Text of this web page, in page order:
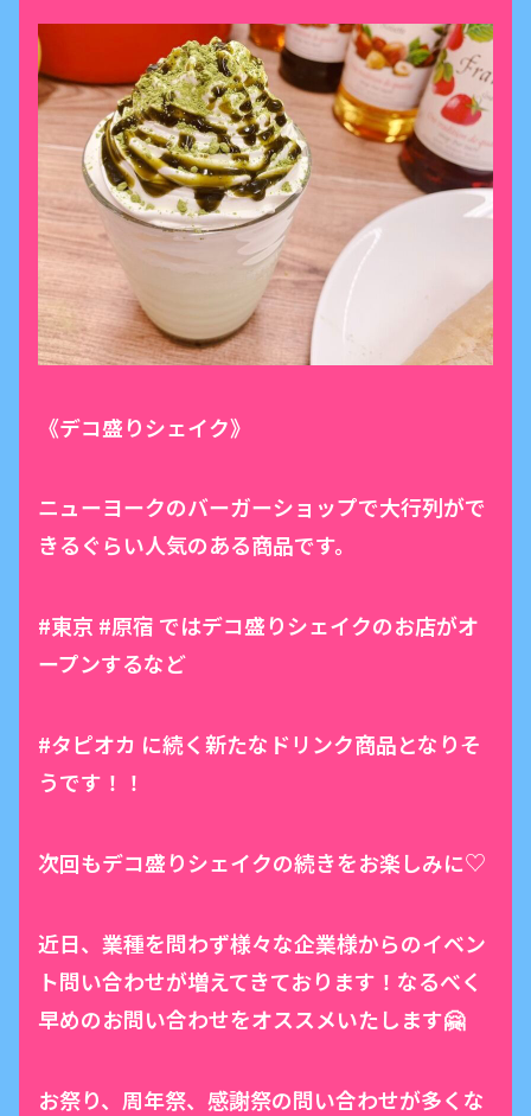
《デコ盛りシェイク》
ニューヨークのバーガーショップで大行列がで
きるぐらい人気のある商品です。
#東京 #原宿 ではデコ盛りシェイクのお店がオ
ープンするなど
#タピオカ に続く新たなドリンク商品となりそ
うです！！
次回もデコ盛りシェイクの続きをお楽しみに♡
近日、業種を問わず様々な企業様からのイベン
ト問い合わせが増えてきております！なるべく
早めのお問い合わせをオススメいたします🤗
お祭り、周年祭、感謝祭の問い合わせが多くな